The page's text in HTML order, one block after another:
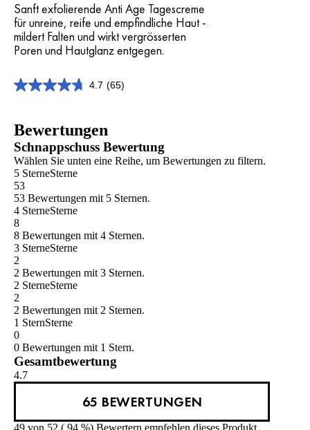
Sanft exfolierende Anti Age Tagescreme
für unreine, reife und empfindliche Haut -
mildert Falten und wirkt vergrösserten
Poren und Hautglanz entgegen.
4.7 (65)
4.7
Sternen.
65
Bewertungen
Bewertungen
Schnappschuss Bewertung
Wählen Sie unten eine Reihe, um Bewertungen zu filtern.
5 SterneSterne
53
53 Bewertungen mit 5 Sternen.
4 SterneSterne
8
8 Bewertungen mit 4 Sternen.
3 SterneSterne
2
2 Bewertungen mit 3 Sternen.
2 SterneSterne
2
2 Bewertungen mit 2 Sternen.
1 SternSterne
0
0 Bewertungen mit 1 Stern.
Gesamtbewertung
4.7
65 BEWERTUNGEN
49 von 52 ( 94 %) Bewertern empfehlen dieses Produkt